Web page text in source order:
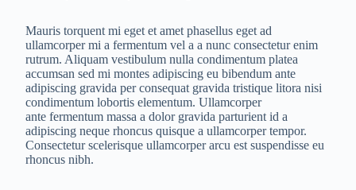
Mauris torquent mi eget et amet phasellus eget ad
ullamcorper mi a fermentum vel a a nunc consectetur enim
rutrum. Aliquam vestibulum nulla condimentum platea
accumsan sed mi montes adipiscing eu bibendum ante
adipiscing gravida per consequat gravida tristique litora nisi
condimentum lobortis elementum. Ullamcorper
ante fermentum massa a dolor gravida parturient id a
adipiscing neque rhoncus quisque a ullamcorper tempor.
Consectetur scelerisque ullamcorper arcu est suspendisse eu
rhoncus nibh.